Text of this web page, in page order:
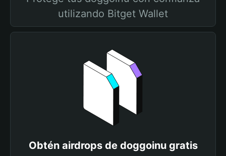
utilizando Bitget Wallet
Obtén airdrops de doggoinu gratis